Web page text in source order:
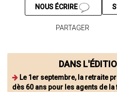
NOUS ÉCRIRE
PARTAGER
DANS
Le 1er septembre, la retraite
dès 60 ans pour les agents de